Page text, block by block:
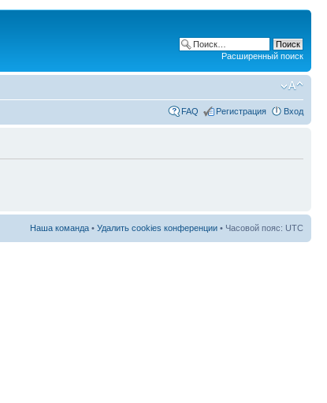
Расширенный поиск
FAQ Регистрация Вход
Наша команда • Удалить cookies конференции • Часовой пояс: UTC